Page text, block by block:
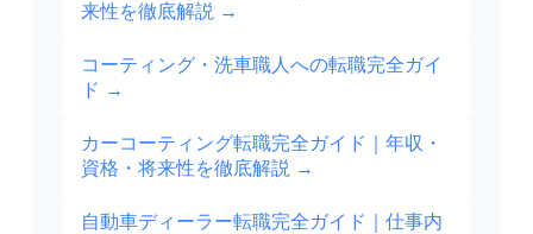
来性を徹底解説 →
コーティング・洗車職人への転職完全ガイ
ド →
カーコーティング転職完全ガイド｜年収・
資格・将来性を徹底解説 →
自動車ディーラー転職完全ガイド｜仕事内